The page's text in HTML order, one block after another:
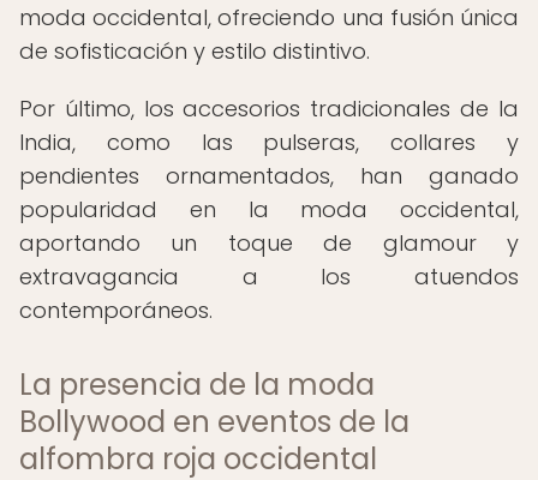
moda occidental, ofreciendo una fusión única
de sofisticación y estilo distintivo.
Por último, los accesorios tradicionales de la
India, como las pulseras, collares y
pendientes ornamentados, han ganado
popularidad en la moda occidental,
aportando un toque de glamour y
extravagancia a los atuendos
contemporáneos.
La presencia de la moda
Bollywood en eventos de la
alfombra roja occidental